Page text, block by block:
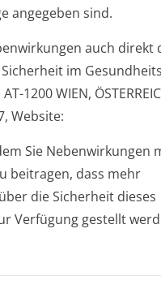
angegeben sind.
auch direkt
im
1200 WIEN,
Website:
Sie Nebenwirkungen
beitragen, dass mehr
die Sicherheit dieses
Verfügung gestellt